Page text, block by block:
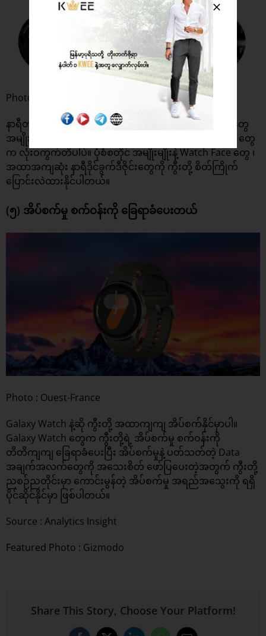
Photo : PhoneArena
နာရီတစ်လုံးဝယ်ပြီး တစ်နေ့တစ်မျိုး မတူတဲ့ Watch Face တွေ
အမျိုးမျိုး ပြောင်းသုံးချင်တယ် ဆိုရင်တော့ Galaxy Watch တွေ
က လုံးဝကွက်တိပါပဲ။ ပုံစံစတိုင် အမျိုးမျိုးနဲ့ Watch Face တွေ ၊
အထာအကျဆုံး နာရီဒိုင်ခွက်ဒီဇိုင်းတွေကို ကွီးတို့ စိတ်ကြိုက်
ပြောင်းလဲထားနိုင်ပါတယ်။
(၅) အိပ်စက်မှု စက်ဝန်းကို ခြေရာခံပေးတယ်
Photo : Ouest-France
Galaxy Watch နဲ့ဆို ကွီးတို့ အထာကျကျ အိပ်စက်နိုင်မှာပါ။
Galaxy Watch တွေက ကွီးတို့ရဲ့ အိပ်စက်မှု စက်ဝန်းကို
တိတိကျကျ ခြေရာခံပေးပြီး အိပ်စက်မှုနဲ့ ပတ်သတ်တဲ့ Data
အချက်အလက်တွေကို အသေးစိတ် ဖော်ပြပေးတဲ့အတွက် ကွီးတို့
ညစဉ်ညတိုင်းမှာ ကောင်းမွန်တဲ့ အိပ်စက်မှု အရည်အသွေးကို ရရှိ
ပိုင်ဆိုင်နိုင်မှာ ဖြစ်ပါတယ်။
Source : Analytics Insight
Featured Photo : Gizmodo
Share This Story, Choose Your Platform!